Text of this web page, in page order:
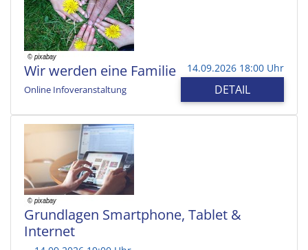
Wir werden eine Familie
Online Infoveranstaltung
14.09.2026 18:00 Uhr
DETAIL
Grundlagen Smartphone, Tablet &
Internet